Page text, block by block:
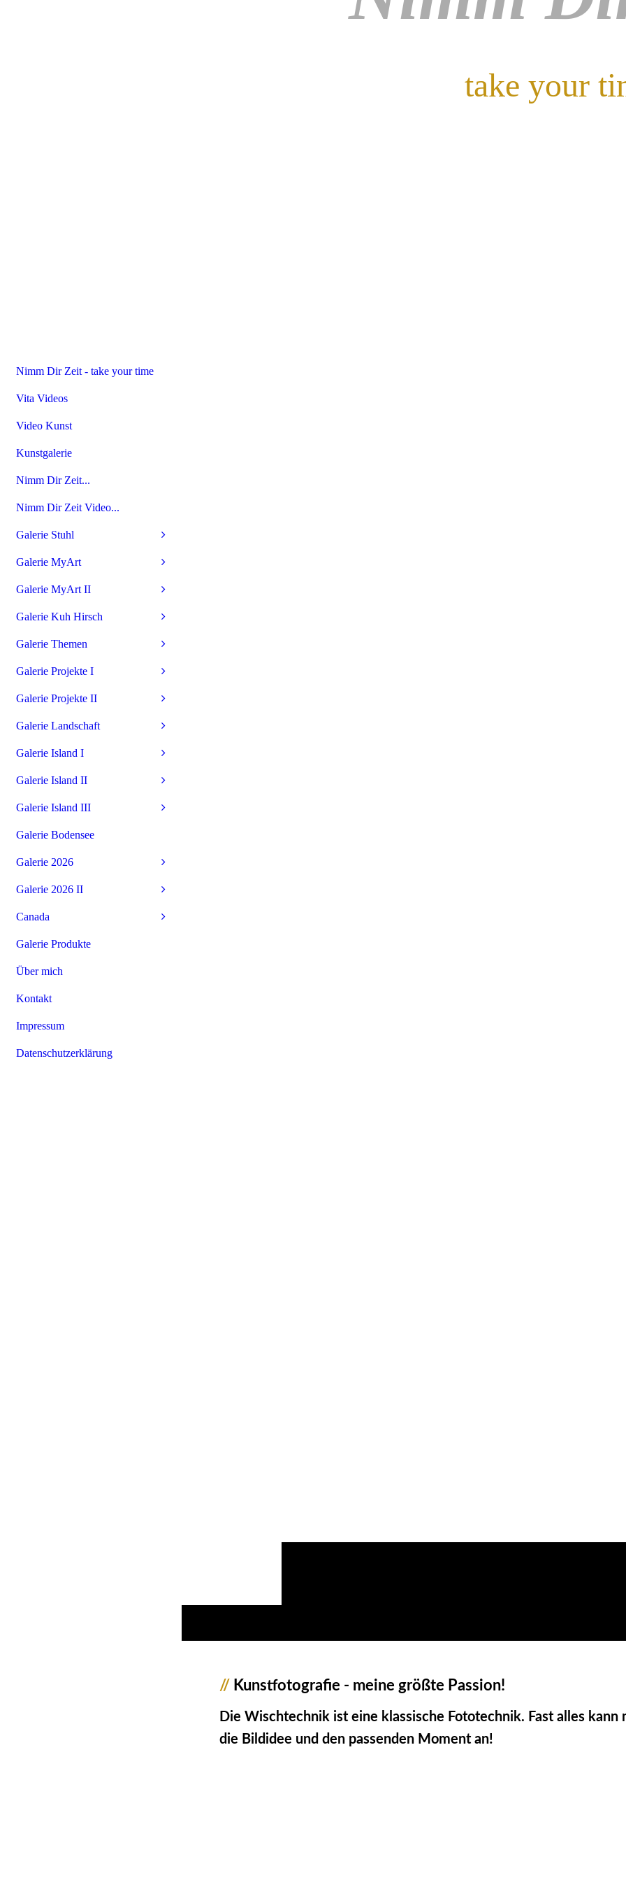
take your
// Kunstfotografie - meine größte Passion!
Die Wischtechnik ist eine klassische Fototechnik. Fast alles
die Bildidee und den passenden Moment an!
Nimm Dir Zeit - take your time
Vita Videos
Video Kunst
Kunstgalerie
Nimm Dir Zeit...
Nimm Dir Zeit Video...
Galerie Stuhl
Galerie MyArt
Galerie MyArt II
Galerie Kuh Hirsch
Galerie Themen
Galerie Projekte I
Galerie Projekte II
Galerie Landschaft
Galerie Island I
Galerie Island II
Galerie Island III
Galerie Bodensee
Galerie 2026
Galerie 2026 II
Canada
Galerie Produkte
Über mich
Kontakt
Impressum
Datenschutzerklärung